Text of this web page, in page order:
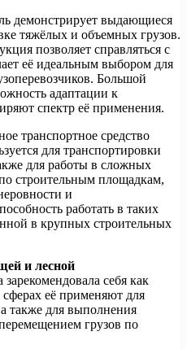
демонстрирует выдающиеся
тяжёлых и объемных грузов.
позволяет справляться с
её идеальным выбором для
Большой
адаптации к
спектр её применения.
транспортное средство
для транспортировки
для работы в сложных
строительным площадкам,
и
работать в таких
в крупных строительных
и лесной
зарекомендовала себя как
её применяют для
также для выполнения
грузов по